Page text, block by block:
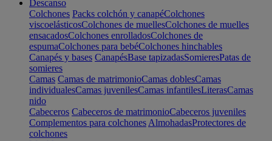
Descanso
Colchones Packs colchón y canapéColchones
viscoelásticosColchones de muellesColchones de muelles
ensacadosColchones enrolladosColchones de
espumaColchones para bebéColchones hinchables
Canapés y bases CanapésBase tapizadasSomieresPatas de
somieres
Camas Camas de matrimonioCamas doblesCamas
individualesCamas juvenilesCamas infantilesLiterasCamas
nido
Cabeceros Cabeceros de matrimonioCabeceros juveniles
Complementos para colchones AlmohadasProtectores de
colchones